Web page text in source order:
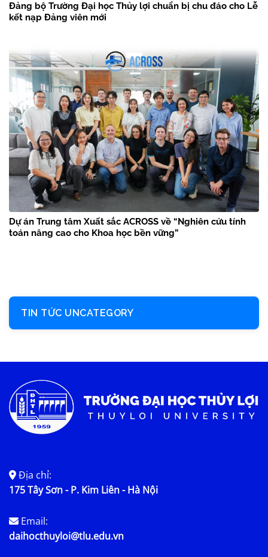
Đảng bộ Trường Đại học Thủy lợi chuẩn bị chu đáo cho Lễ
kết nạp Đảng viên mới
Dự án Trung tâm Xuất sắc ACROSS về “Nghiên cứu tính
toán nâng cao cho Khoa học bền vững”
TIN TỨC UNCATEGORY
Địa chỉ:
175 Tây Sơn - P. Kim Liên - Hà Nội
Email:
daihocthuyloi@tlu.edu.vn